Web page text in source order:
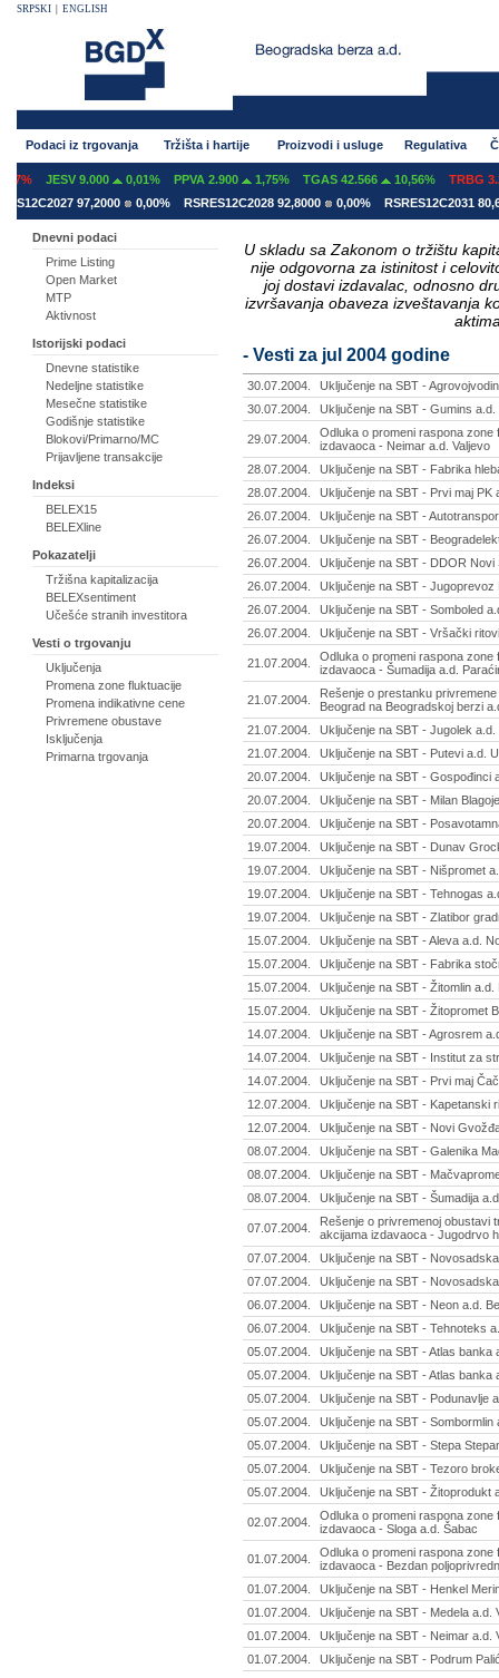
SRPSKI ENGLISH
Podaci iz trgovanja Tržišta i hartije Proizvodi i usluge Regulativa
JESV 9.000 0,01% PPVA 2.900 1,75% TGAS 42.566 10,56%
TRBG
97,2000
0,00% RSRES12C2028 92,8000 0,00% RSRES12C2031
Dnevni podaci
Prime Listing
Open Market
MTP
Aktivnost
Istorijski podaci
Dnevne statistike
Nedeljne statistike
Mesečne statistike
Godišnje statistike
Blokovi/Primarno/MC
Prijavljene transakcije
Indeksi
BELEX15
BELEXline
Pokazatelji
Tržišna kapitalizacija
BELEXsentiment
Učešće stranih investitora
Vesti o trgovanju
Uključenja
Promena zone fluktuacije
Promena indikativne cene
Privremene obustave
Isključenja
Primarna trgovanja
U skladu sa Zakonom o tržištu
nije odgovorna za istinitost i
joj dostavi izdavalac, odnosno
izvršavanja obaveza izveštavanja
- Vesti za jul 2004 godine
30.07.2004.
Uključenje na SBT -
30.07.2004.
Uključenje na SBT - Gumins a.d.
29.07.2004.
Odluka o promeni raspona zone
izdavaoca - Neimar a.d. Valjevo
28.07.2004.
Uključenje na SBT - Fabrika
28.07.2004.
Uključenje na SBT - Prvi maj PK
26.07.2004.
Uključenje na SBT -
26.07.2004.
Uključenje na SBT -
26.07.2004.
Uključenje na SBT - DDOR Novi
26.07.2004.
Uključenje na SBT - Jugoprevoz
26.07.2004.
Uključenje na SBT - Somboled
26.07.2004.
Uključenje na SBT - Vršački
21.07.2004.
Odluka o promeni raspona zone
izdavaoca - Šumadija a.d.
21.07.2004.
Rešenje o prestanku
Beograd na Beogradskoj berzi
21.07.2004.
Uključenje na SBT - Jugolek a.d.
21.07.2004.
Uključenje na SBT - Putevi a.d.
20.07.2004.
Uključenje na SBT - Gospođinci
20.07.2004.
Uključenje na SBT - Milan
20.07.2004.
Uključenje na SBT -
19.07.2004.
Uključenje na SBT - Dunav
19.07.2004.
Uključenje na SBT - Nišpromet
19.07.2004.
Uključenje na SBT - Tehnogas
19.07.2004.
Uključenje na SBT - Zlatibor
15.07.2004.
Uključenje na SBT - Aleva a.d.
15.07.2004.
Uključenje na SBT - Fabrika
15.07.2004.
Uključenje na SBT - Žitomlin a.d.
15.07.2004.
Uključenje na SBT - Žitopromet
14.07.2004.
Uključenje na SBT - Agrosrem
14.07.2004.
Uključenje na SBT - Institut za
14.07.2004.
Uključenje na SBT - Prvi maj
12.07.2004.
Uključenje na SBT - Kapetanski
12.07.2004.
Uključenje na SBT - Novi
08.07.2004.
Uključenje na SBT - Galenika
08.07.2004.
Uključenje na SBT -
08.07.2004.
Uključenje na SBT - Šumadija
07.07.2004.
Rešenje o privremenoj obustavi
akcijama izdavaoca - Jugodrvo
07.07.2004.
Uključenje na SBT -
07.07.2004.
Uključenje na SBT -
06.07.2004.
Uključenje na SBT - Neon a.d.
06.07.2004.
Uključenje na SBT - Tehnoteks
05.07.2004.
Uključenje na SBT - Atlas banka
05.07.2004.
Uključenje na SBT - Atlas banka
05.07.2004.
Uključenje na SBT - Podunavlje
05.07.2004.
Uključenje na SBT - Sombormlin
05.07.2004.
Uključenje na SBT - Stepa
05.07.2004.
Uključenje na SBT - Tezoro
05.07.2004.
Uključenje na SBT - Žitoprodukt
02.07.2004.
Odluka o promeni raspona zone
izdavaoca - Sloga a.d. Šabac
01.07.2004.
Odluka o promeni raspona zone
izdavaoca - Bezdan
01.07.2004.
Uključenje na SBT - Henkel
01.07.2004.
Uključenje na SBT - Medela a.d.
01.07.2004.
Uključenje na SBT - Neimar a.d.
01.07.2004.
Uključenje na SBT - Podrum